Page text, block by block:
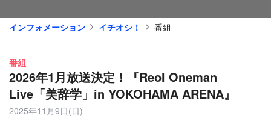
インフォメーション イチオシ！ 番組
番組
2026年1月放送決定！『Reol Oneman
Live「美辞学」in YOKOHAMA ARENA』
2025年11月9日(日)